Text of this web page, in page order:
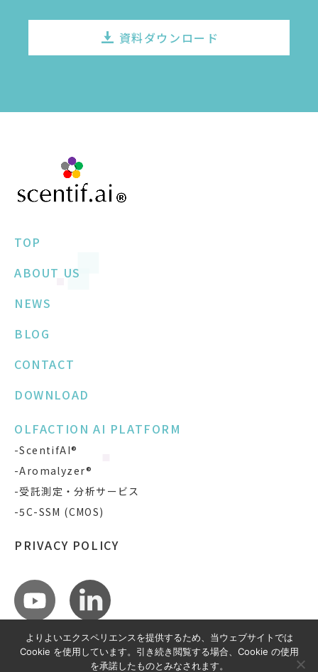
資料ダウンロード
TOP
ABOUT US
NEWS
BLOG
CONTACT
DOWNLOAD
OLFACTION AI PLATFORM
-ScentifAI®
-Aromalyzer®
-受託測定・分析サービス
-5C-SSM (CMOS)
PRIVACY POLICY
よりよいエクスペリエンスを提供するため、当ウェブサイトでは
Cookie を使用しています。引き続き閲覧する場合、Cookie の使用
を承諾したものとみなされます。